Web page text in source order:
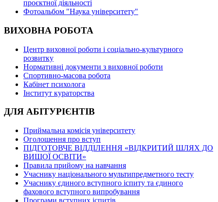
проєктної діяльності
Фотоальбом "Наука університету"
ВИХОВНА РОБОТА
Центр виховної роботи і соціально-культурного
розвитку
Нормативні документи з виховної роботи
Спортивно-масова робота
Кабінет психолога
Інститут кураторства
ДЛЯ АБІТУРІЄНТІВ
Приймальна комісія університету
Оголошення про вступ
ПІДГОТОВЧЕ ВІДДІЛЕННЯ «ВІДКРИТИЙ ШЛЯХ ДО
ВИЩОЇ ОСВІТИ»
Правила прийому на навчання
Учаснику національного мультипредметного тесту
Учаснику єдиного вступного іспиту та єдиного
фахового вступного випробування